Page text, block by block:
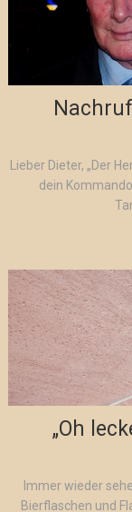
Lieber Dieter, „Der
dein
„Oh
Immer wieder
Bierflaschen und